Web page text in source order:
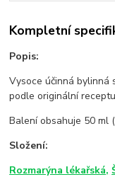
Kompletní
Popis:
Vysoce účinná bylinná
podle originální
Balení obsahuje 50 ml
Složení:
Rozmarýna lékařská,